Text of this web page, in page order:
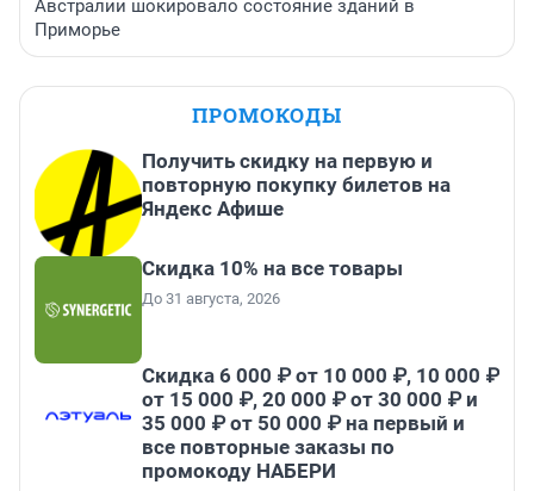
Австралии шокировало состояние зданий в
Приморье
ПРОМОКОДЫ
Получить скидку на первую и
повторную покупку билетов на
Яндекс Афише
Скидка 10% на все товары
До 31 августа, 2026
Скидка 6 000 ₽ от 10 000 ₽, 10 000 ₽
от 15 000 ₽, 20 000 ₽ от 30 000 ₽ и
35 000 ₽ от 50 000 ₽ на первый и
все повторные заказы по
промокоду НАБЕРИ